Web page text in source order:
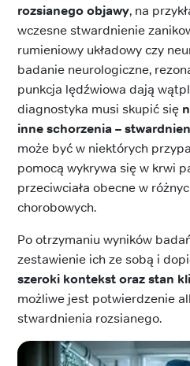
rozsianego objawy, na
wczesne stwardnienie
rumieniowy układowy czy
badanie neurologiczne,
punkcja lędźwiowa dają
diagnostyka musi skupić się
inne schorzenia –
może być w niektórych
pomocą wykrywa się w krwi
przeciwciała obecne w
chorobowych.
Po otrzymaniu wyników
zestawienie ich ze sobą i
szeroki kontekst oraz stan
możliwe jest potwierdzenie
stwardnienia rozsianego.